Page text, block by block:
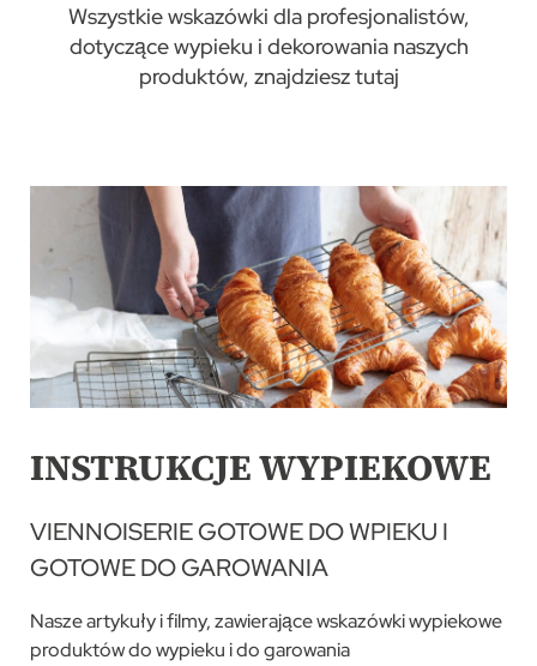
Wszystkie wskazówki dla profesjonalistów,
dotyczące wypieku i dekorowania naszych
produktów, znajdziesz tutaj
INSTRUKCJE WYPIEKOWE
VIENNOISERIE GOTOWE DO WPIEKU I
GOTOWE DO GAROWANIA
Nasze artykuły i filmy, zawierające wskazówki wypiekowe
produktów do wypieku i do garowania